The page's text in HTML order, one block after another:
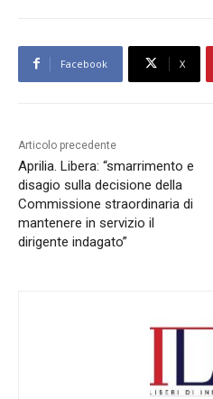
Facebook X
Articolo precedente
Aprilia. Libera: “smarrimento e
disagio sulla decisione della
Commissione straordinaria di
mantenere in servizio il
dirigente indagato”